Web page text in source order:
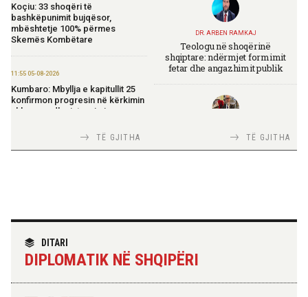
Koçiu: 33 shoqëri të
bashkëpunimit bujqësor,
mbështetje 100% përmes
Skemës Kombëtare
11:55 05-08-2026
Kumbaro: Mbyllja e kapitullit 25
konfirmon progresin në kërkimin
shkencor dhe integrimin
Model i ri publik për menaxhimin
e shërbimeve mbështetëse
shëndetësore, Sala: Cilësi e
TË GJITHA
DR. ARBEN RAMKAJ
Teologu në shoqërinë
shqiptare: ndërmjet formimit
fetar dhe angazhimit publik
TIRANA DIPLOMAT
TIRANA DIPLOMAT
Skënderbeut dhe Ismail
TË GJITHA
DITARI
DIPLOMATIK NË SHQIPËRI